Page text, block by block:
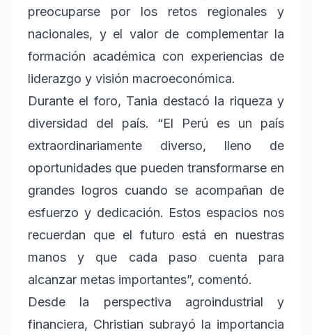
preocuparse por los retos regionales y
nacionales, y el valor de complementar la
formación académica con experiencias de
liderazgo y visión macroeconómica.
Durante el foro, Tania destacó la riqueza y
diversidad del país. “El Perú es un país
extraordinariamente diverso, lleno de
oportunidades que pueden transformarse en
grandes logros cuando se acompañan de
esfuerzo y dedicación. Estos espacios nos
recuerdan que el futuro está en nuestras
manos y que cada paso cuenta para
alcanzar metas importantes”, comentó.
Desde la perspectiva agroindustrial y
financiera, Christian subrayó la importancia